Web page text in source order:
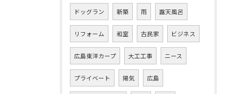
ドッグラン 新築 雨 露天風呂
リフォーム 和室 古民家 ビジネス
広島東洋カープ 大工工事 ニース
プライベート 陽気 広島